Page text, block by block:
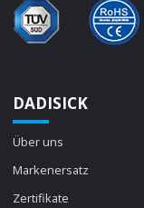
DADISICK
Über uns
Markenersatz
Zertifikate